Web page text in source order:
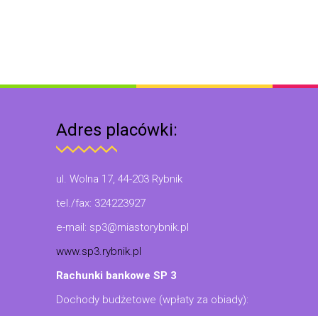
Adres placówki:
ul. Wolna 17, 44-203 Rybnik
tel./fax: 324223927
e-mail: sp3@miastorybnik.pl
www.sp3.rybnik.pl
Rachunki bankowe SP 3
Dochody budżetowe (wpłaty za obiady):